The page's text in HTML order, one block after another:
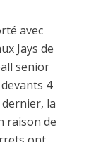
avec
Jays de
senior
4
la
raison de